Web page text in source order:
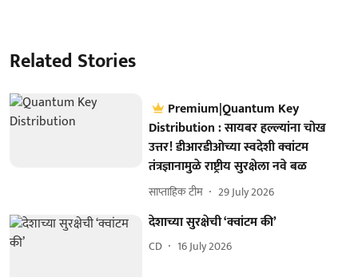
Related Stories
Premium|Quantum Key
Distribution : सायबर हल्ल्यांना चोख
उत्तर! डीआरडीओच्या स्वदेशी क्वांटम
तंत्रज्ञानामुळे राष्ट्रीय सुरक्षेला नवे बळ
साप्ताहिक टीम 29 July 2026
देशाच्या सुरक्षेची ‘क्वांटम की’
CD 16 July 2026